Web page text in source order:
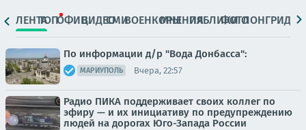
ЛЕНТАТОПОФИЦ.ВИДЕОСМИВОЕНКОРЫМНЕНИЯПАБЛИКИ
ФОТОЛОНГРИДЫ
По информации д/р "Вода Донбасса":
МАРИУПОЛЬ Вчера, 22:57
Радио ПИКА поддерживает своих коллег по
эфиру — и их инициативу по предупреждению
людей на дорогах Юго-Запада России